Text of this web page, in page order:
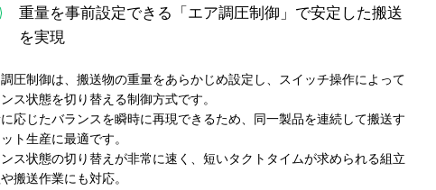
重量を事前設定できる「エア調圧制御」で安定した搬送
を実現
圧制御は、搬送物の重量をあらかじめ設定し、スイッチ操作によって
ス状態を切り替える制御方式です。
応じたバランスを瞬時に再現できるため、同一製品を連続して搬送す
ト生産に最適です。
ス状態の切り替えが非常に速く、短いタクトタイムが求められる組立
搬送作業にも対応。